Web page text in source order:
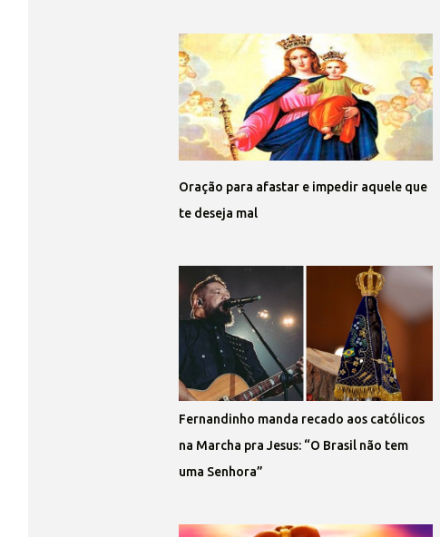
Oração para afastar e impedir aquele que
te deseja mal
Fernandinho manda recado aos católicos
na Marcha pra Jesus: “O Brasil não tem
uma Senhora”